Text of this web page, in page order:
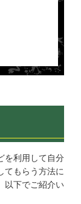
を利用して自分
てもらう方法に
以下でご紹介い